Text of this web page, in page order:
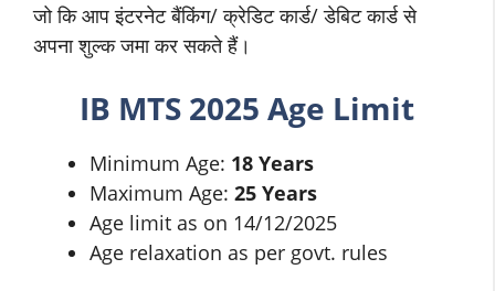
जो कि आप इंटरनेट बैंकिंग/ क्रेडिट कार्ड/ डेबिट कार्ड से
अपना शुल्क जमा कर सकते हैं।
IB MTS 2025 Age Limit
Minimum Age: 18 Years
Maximum Age: 25 Years
Age limit as on 14/12/2025
Age relaxation as per govt. rules